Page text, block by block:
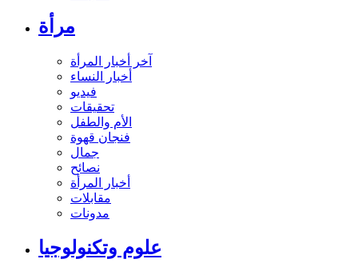
مرأة
آخر أخبار المرأة
أخبار النساء
فيديو
تحقيقات
الأم والطفل
فنجان قهوة
جمال
نصائح
أخبار المرأة
مقابلات
مدونات
علوم وتكنولوجيا